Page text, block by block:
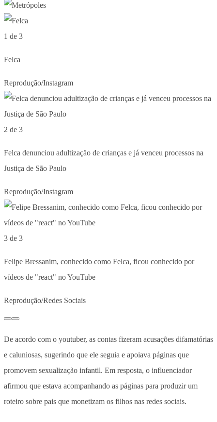
1 de 3
Felca
Reprodução/Instagram
2 de 3
Felca denunciou adultização de crianças e já venceu processos na
Justiça de São Paulo
Reprodução/Instagram
3 de 3
Felipe Bressanim, conhecido como Felca, ficou conhecido por
vídeos de "react" no YouTube
Reprodução/Redes Sociais
De acordo com o youtuber, as contas fizeram acusações difamatórias
e caluniosas, sugerindo que ele seguia e apoiava páginas que
promovem sexualização infantil. Em resposta, o influenciador
afirmou que estava acompanhando as páginas para produzir um
roteiro sobre pais que monetizam os filhos nas redes sociais.